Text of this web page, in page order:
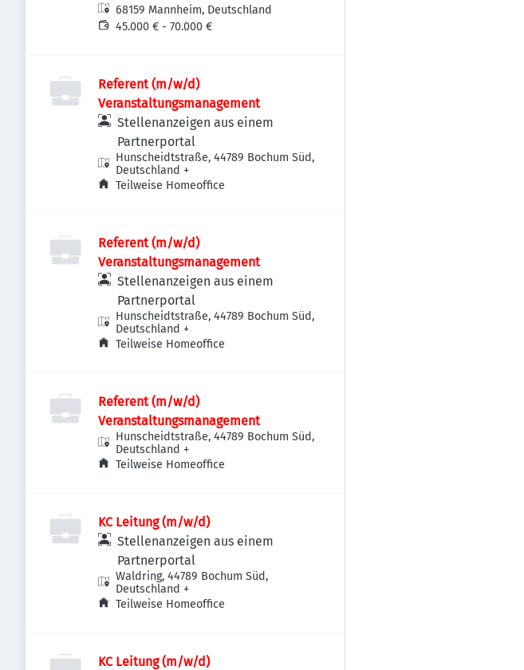
68159 Mannheim, Deutschland
45.000 € - 70.000 €
Referent (m/w/d)
Veranstaltungsmanagement
Stellenanzeigen aus einem
Partnerportal
Hunscheidtstraße, 44789 Bochum Süd,
Deutschland +
Teilweise Homeoffice
Referent (m/w/d)
Veranstaltungsmanagement
Stellenanzeigen aus einem
Partnerportal
Hunscheidtstraße, 44789 Bochum Süd,
Deutschland +
Teilweise Homeoffice
Referent (m/w/d)
Veranstaltungsmanagement
Hunscheidtstraße, 44789 Bochum Süd,
Deutschland +
Teilweise Homeoffice
KC Leitung (m/w/d)
Stellenanzeigen aus einem
Partnerportal
Waldring, 44789 Bochum Süd,
Deutschland +
Teilweise Homeoffice
KC Leitung (m/w/d)